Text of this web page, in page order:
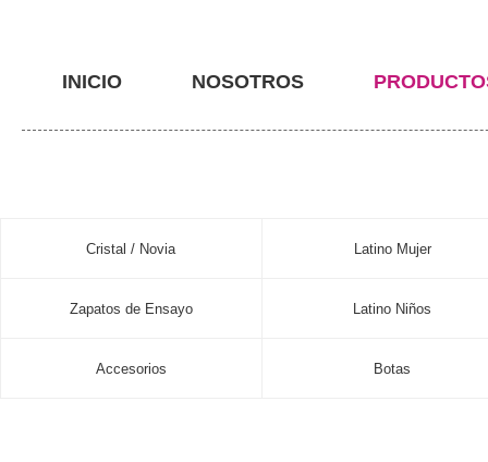
INICIO NOSOTROS
Cristal / Novia Latino Mujer
Zapatos de Ensayo Latino Niños
Accesorios Botas